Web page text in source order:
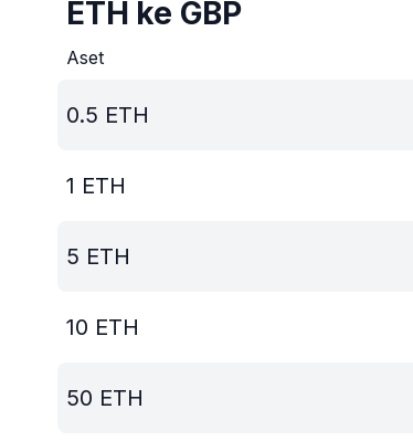
ETH ke GBP
Aset
0.5 ETH
1 ETH
5 ETH
10 ETH
50 ETH